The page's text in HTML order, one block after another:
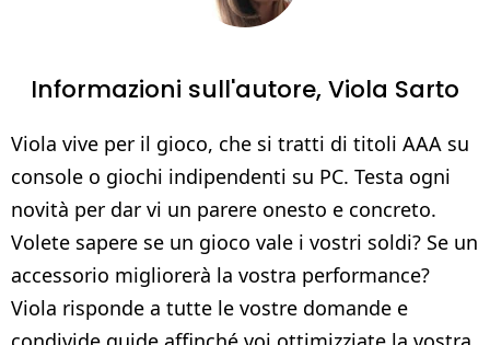
Informazioni sull'autore,Viola Sarto
Viola vive per il gioco, che si tratti di titoli AAA su
console o giochi indipendenti su PC. Testa ogni
novità per dar vi un parere onesto e concreto.
Volete sapere se un gioco vale i vostri soldi? Se un
accessorio migliorerà la vostra performance?
Viola risponde a tutte le vostre domande e